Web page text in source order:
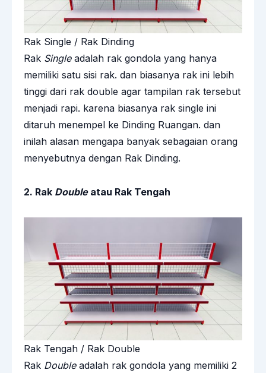
Rak Single / Rak Dinding
Rak Singleadalah rak gondola yang hanya
memiliki satu sisi rak. dan biasanya rak ini lebih
tinggi dari rak double agar tampilan rak tersebut
menjadi rapi. karena biasanya rak single ini
ditaruh menempel ke Dinding Ruangan. dan
inilah alasan mengapa banyak sebagaian orang
menyebutnya dengan Rak Dinding.
2. Rak Doubleatau Rak Tengah
Rak Tengah / Rak Double
Rak Doubleadalah rak gondola yang memiliki 2